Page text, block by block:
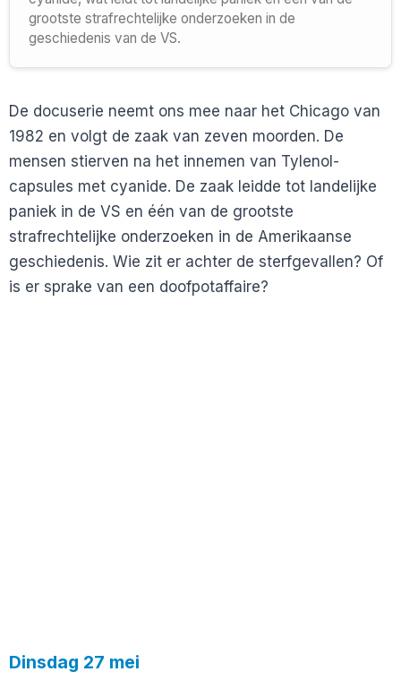
grootste strafrechtelijke onderzoeken in de
geschiedenis van de VS.
De docuserie neemt ons mee naar het Chicago van
1982 en volgt de zaak van zeven moorden. De
mensen stierven na het innemen van Tylenol-
capsules met cyanide. De zaak leidde tot landelijke
paniek in de VS en één van de grootste
strafrechtelijke onderzoeken in de Amerikaanse
geschiedenis. Wie zit er achter de sterfgevallen? Of
is er sprake van een doofpotaffaire?
Dinsdag 27 mei